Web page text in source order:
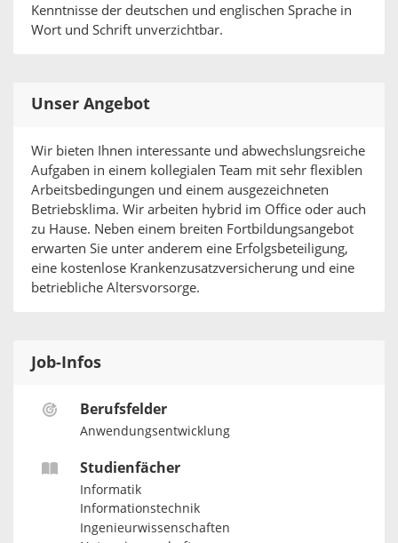
Kenntnisse der deutschen und englischen Sprache in
Wort und Schrift unverzichtbar.
Unser Angebot
Wir bieten Ihnen interessante und abwechslungsreiche
Aufgaben in einem kollegialen Team mit sehr flexiblen
Arbeitsbedingungen und einem ausgezeichneten
Betriebsklima. Wir arbeiten hybrid im Office oder auch
zu Hause. Neben einem breiten Fortbildungsangebot
erwarten Sie unter anderem eine Erfolgsbeteiligung,
eine kostenlose Krankenzusatzversicherung und eine
betriebliche Altersvorsorge.
Job-Infos
Berufsfelder
Anwendungsentwicklung
Studienfächer
Informatik
Informationstechnik
Ingenieurwissenschaften